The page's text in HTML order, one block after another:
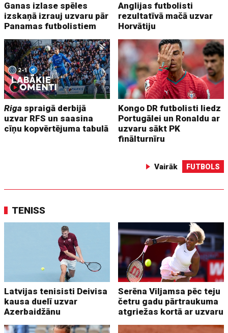
Ganas izlase spēles
izskaņā izrauj uzvaru pār
Panamas futbolistiem
Anglijas futbolisti
rezultatīvā mačā uzvar
Horvātiju
Riga spraigā derbijā
uzvar RFS un saasina
cīņu kopvērtējuma tabulā
Kongo DR futbolisti liedz
Portugālei un Ronaldu ar
uzvaru sākt PK
finālturnīru
Vairāk FUTBOLS
TENISS
Latvijas tenisisti Deivisa
kausa duelī uzvar
Azerbaidžānu
Serēna Viljamsa pēc teju
četru gadu pārtraukuma
atgriežas kortā ar uzvaru